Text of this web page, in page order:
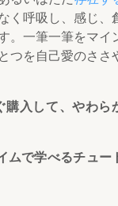
く呼吸し、感じ、
。一筆一筆をマイ
つを自己愛のささ
購入して、やわら
ムで学べるチュー